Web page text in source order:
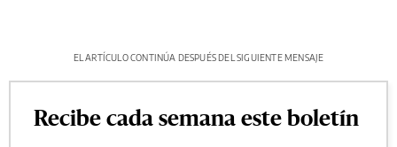
EL ARTÍCULO CONTINÚA DESPUÉS DEL SIGUIENTE MENSAJE
Recibe cada semana este boletín